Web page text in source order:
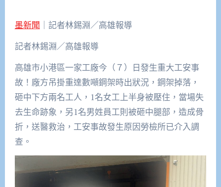
墨新聞 ｜記者林錫淵／高雄報導
記者林錫淵／高雄報導
高雄市小港區一家工廠今（７）日發生重大工安事
故！廠方吊掛重達數噸鋼架時出狀況，鋼架掉落，
砸中下方兩名工人，1名女工上半身被壓住，當場失
去生命跡象，另1名男姓員工則被砸中腿部，造成骨
折，送醫救治，工安事故發生原因勞檢所已介入調
查。